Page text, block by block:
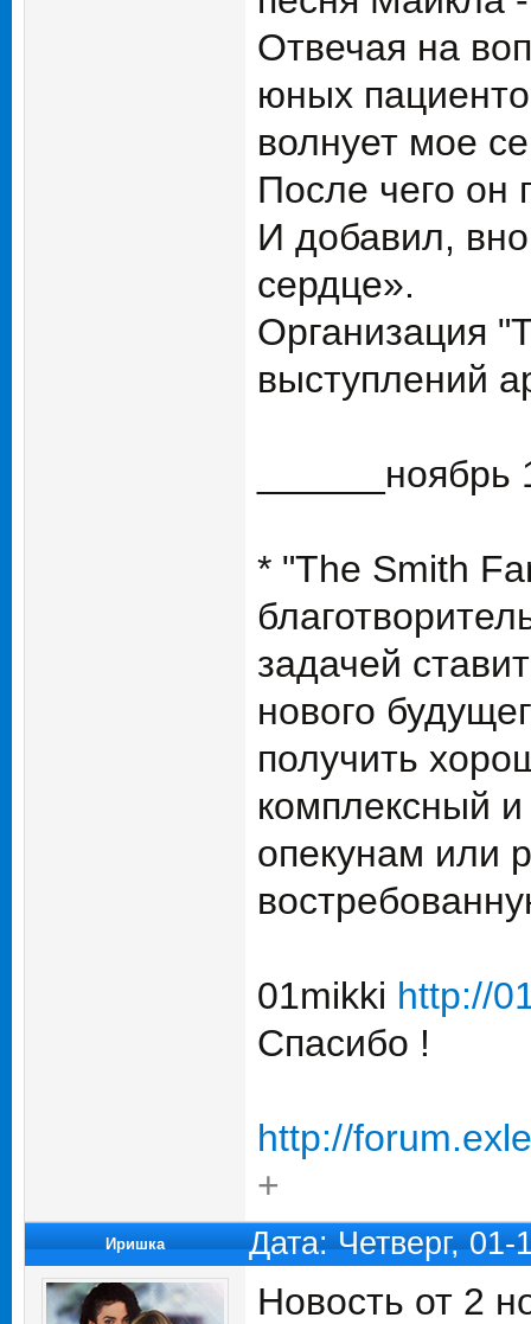
Отвечая на
юных
волнует мое
После чего он
И добавил,
сердце».
Организация
выступлений
* "The Smith
задачей
нового
получить
комплексный и
опекунам или
01mikki http://
Спасибо !
http://
+
Иришка Дата: Четверг,
Новость от 2